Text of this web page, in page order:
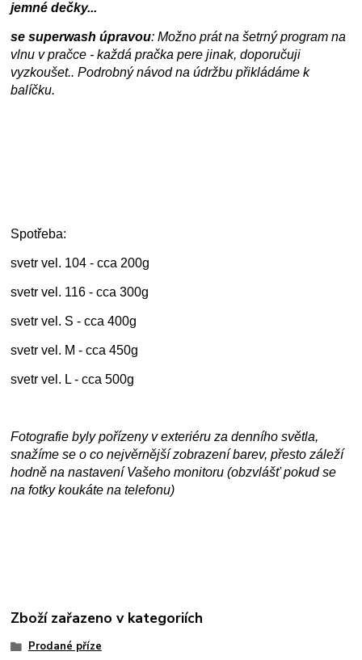
jemné dečky...
se superwash úpravou: Možno prát na šetrný program na
vlnu v pračce - každá pračka pere jinak, doporučuji
vyzkoušet.. Podrobný návod na údržbu přikládáme k
balíčku.
Spotřeba:
svetr vel. 104 - cca 200g
svetr vel. 116 - cca 300g
svetr vel. S - cca 400g
svetr vel. M - cca 450g
svetr vel. L - cca 500g
Fotografie byly pořízeny v exteriéru za denního světla,
snažíme se o co nejvěrnější zobrazení barev, přesto záleží
hodně na nastavení Vašeho monitoru (obzvlášť pokud se
na fotky koukáte na telefonu)
Zboží zařazeno v kategoriích
Prodané příze